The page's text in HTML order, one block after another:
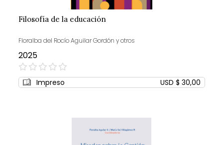
Filosofía de la educación
Floralba del Rocío Aguilar Gordón y otros
2025
0%
Impreso USD $ 30,00